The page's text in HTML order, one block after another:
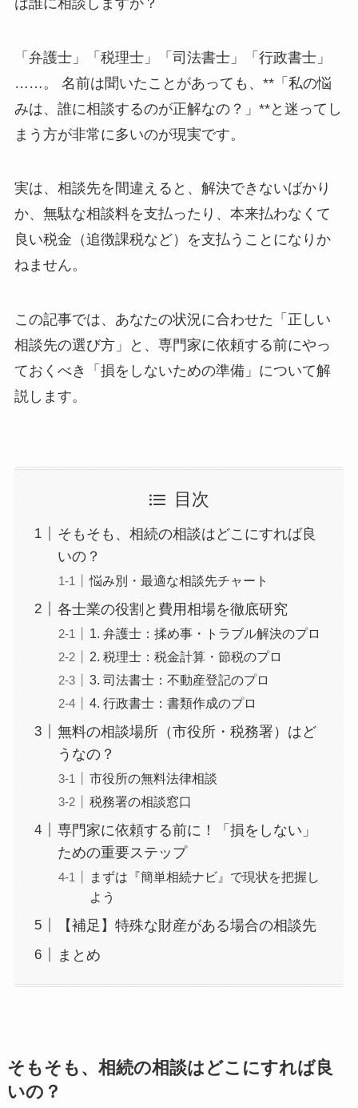
「弁護士」「税理士」「司法書士」「行政書士」
……。 名前は聞いたことがあっても、**「私の悩
みは、誰に相談するのが正解なの？」**と迷ってし
まう方が非常に多いのが現実です。
実は、相談先を間違えると、解決できないばかり
か、無駄な相談料を支払ったり、本来払わなくて
良い税金（追徴課税など）を支払うことになりか
ねません。
この記事では、あなたの状況に合わせた「正しい
相談先の選び方」と、専門家に依頼する前にやっ
ておくべき「損をしないための準備」について解
説します。
目次
そもそも、相続の相談はどこにすれば良
いの？
悩み別・最適な相談先チャート
各士業の役割と費用相場を徹底研究
1. 弁護士：揉め事・トラブル解決のプロ
2. 税理士：税金計算・節税のプロ
3. 司法書士：不動産登記のプロ
4. 行政書士：書類作成のプロ
無料の相談場所（市役所・税務署）はど
うなの？
市役所の無料法律相談
税務署の相談窓口
専門家に依頼する前に！「損をしない」
ための重要ステップ
まずは『簡単相続ナビ』で現状を把握し
よう
【補足】特殊な財産がある場合の相談先
まとめ
そもそも、相続の相談はどこにすれば良
いの？